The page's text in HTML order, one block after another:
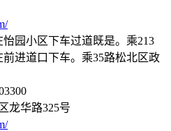
园小区下车过道既是。乘213
前进道口下车。乘35路松北区政
龙华路325号